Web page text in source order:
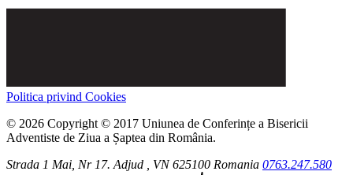
Politica privind Cookies
© 2026 Copyright © 2017 Uniunea de Conferințe a Bisericii
Adventiste de Ziua a Șaptea din România.
Strada 1 Mai, Nr 17.Adjud , VN 625100 Romania 0763.247.580